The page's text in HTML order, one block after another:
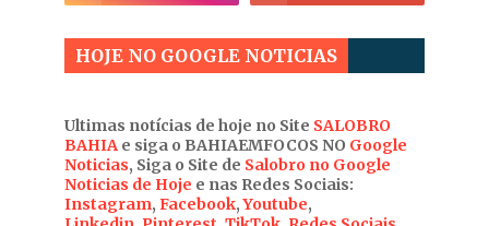
HOJE NO GOOGLE NOTICIAS
Ultimas notícias de hoje no Site SALOBRO
BAHIA e siga o BAHIAEMFOCOS NO Google
Noticias, Siga o Site de Salobro no Google
Noticias de Hoje e nas Redes Sociais:
Instagram, Facebook,Youtube,